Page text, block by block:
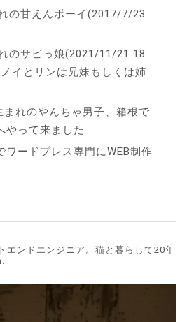
の甘えんボーイ(2017/7/23
のサビっ娘(2021/11/21 18
イとリンは兄妹もしくは姉
れのやんちゃ男子、箱根で
やって来ました
ワードプレス専門にWEB制作
エンドエンジニア。猫と暮らして20年